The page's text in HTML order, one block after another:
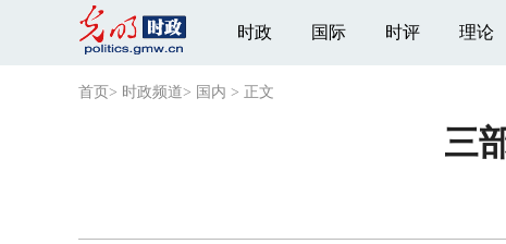
时政 国际 时评 理论
首页 > 时政频道> 国内 > 正文
三